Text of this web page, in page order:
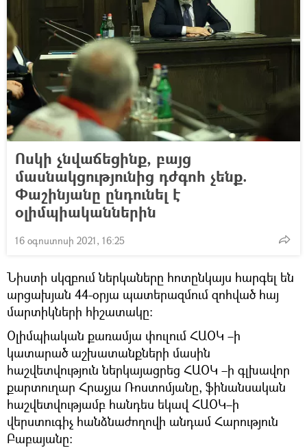
Ոսկի չնվաճեցինք, բայց
մասնակցությունից դժգոհ չենք.
Փաշինյանը ընդունել է
օլիմպիականներին
16 օգոստոսի 2021, 16:25
Նիստի սկզբում ներկաները հոտընկայս հարգել են
արցախյան 44-օրյա պատերազմում զոհված հայ
մարտիկների հիշատակը:
Օլիմպիական քառամյա փուլում ՀԱՕԿ –ի
կատարած աշխատանքների մասին
հաշվետվություն ներկայացրեց ՀԱՕԿ –ի գլխավոր
քարտուղար Հրաչյա Ռոստոմյանը, ֆինանսական
հաշվետվությամբ հանդես եկավ ՀԱՕԿ–ի
վերստուգիչ հանձնաժողովի անդամ Հարություն
Բաբայանը: